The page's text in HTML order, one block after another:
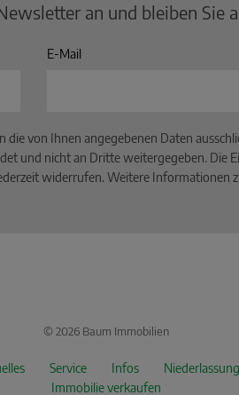
an und bleiben Sie
E-Mail
von Ihnen angegebenen Daten
und nicht an Dritte weitergegeben. Die
widerrufen. Weitere Informationen
© 2026 Baum Immobilien
Service Infos
Immobilie verkaufen